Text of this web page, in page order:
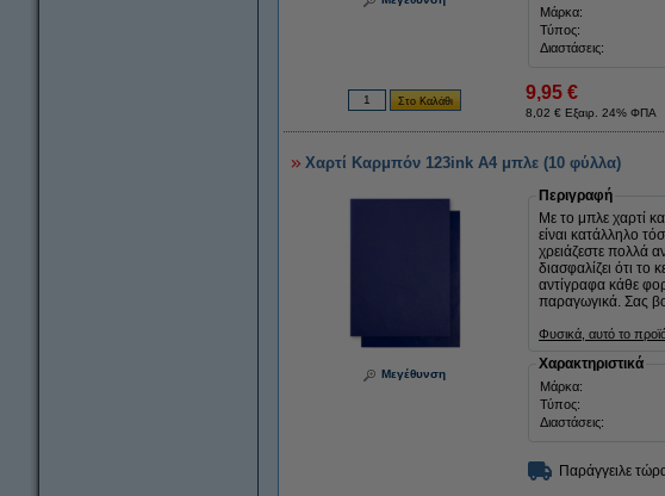
Μάρκα:
Τύπος:
Διαστάσεις:
9,95 €
8,02 € Εξαιρ. 24% ΦΠΑ
Χαρτί Καρμπόν 123ink A4 μπλε (10 φύλλα)
Μεγέθυνση
Περιγραφή
Με το μπλε χαρτί
είναι κατάλληλο
χρειάζεστε πολλά
διασφαλίζει ότι το
αντίγραφα κάθε
παραγωγικά. Σας
Φυσικά, αυτό το
Χαρακτηριστικά
Μάρκα:
Τύπος:
Διαστάσεις:
Παράγγειλε